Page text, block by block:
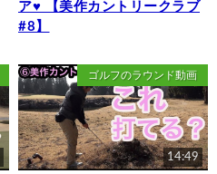
ア♥ 【美作カントリークラブ
#8】
ゴルフのラウンド動画
14:49